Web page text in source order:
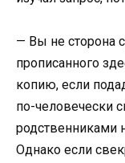
— Вы не сторона
прописанного
копию, если
по-человечески
родственниками
Однако если